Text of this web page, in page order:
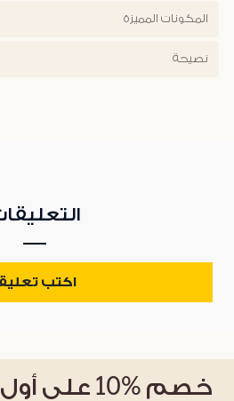
المكونات المميزة
نصيحة
اكتب
خصم %10 على